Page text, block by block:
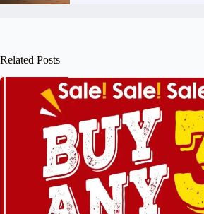
Related Posts